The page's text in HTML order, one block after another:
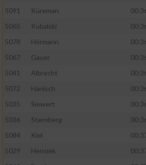
5091
Küreman
5065
Kubalski
5078
Hörmann
5067
Gauer
5041
Albrecht
5072
Hanisch
5035
Siewert
5036
Sternberg
5084
Kiel
5029
Hensiek